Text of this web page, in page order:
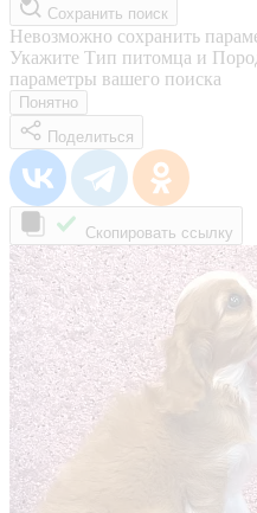
Сохранить поиск
Невозможно сохранить
Укажите Тип питомца и
параметры вашего поиска
Понятно
Поделиться
Скопировать ссылку